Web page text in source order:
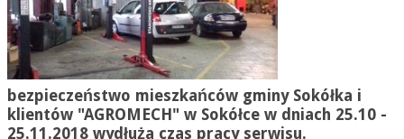
bezpieczeństwo mieszkańców gminy Sokółka i
klientów "AGROMECH" w Sokółce w dniach 25.10 -
25.11.2018 wydłuża czas pracy serwisu.